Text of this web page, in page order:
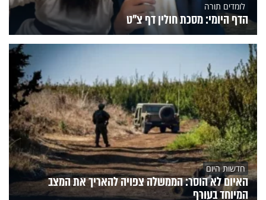
לומדים תורה
הדף היומי: מסכת חולין דף צ"ט
חדשות היום
האיום לא הוסר: הממשלה צפויה להאריך את המצב
המיוחד בעורף